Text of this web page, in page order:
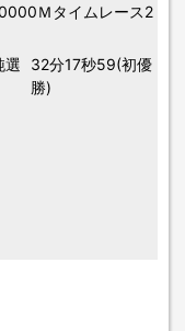
Ｍタイムレース2
選
32分17秒59(初優
勝)